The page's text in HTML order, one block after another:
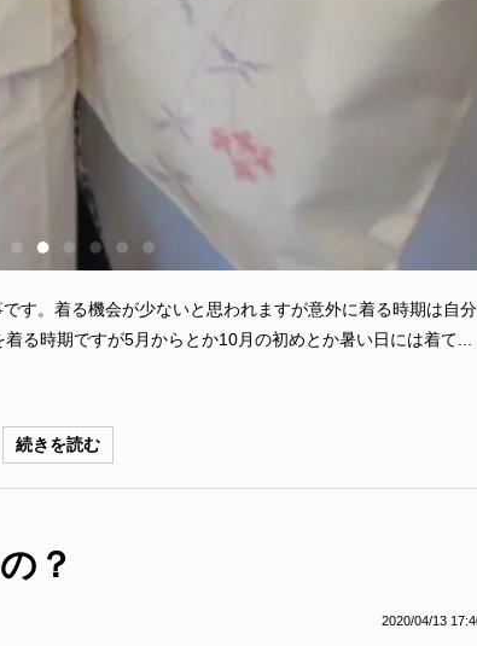
す。着る機会が少ないと思われますが意外に着る時期は自分
る時期ですが5月からとか10月の初めとか暑い日には着て...
続きを読む
？
2020/04/13